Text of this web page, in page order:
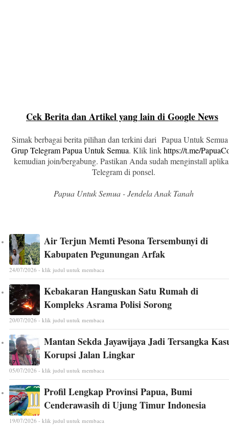
Cek Berita dan Artikel yang lain di Google News
Simak berbagai berita pilihan dan terkini dari Papua Untuk
Grup Telegram Papua Untuk Semua. Klik linkhttps://t.me/
kemudian join/bergabung. Pastikan Anda sudah menginstall
Telegram di ponsel.
Papua Untuk Semua - Jendela Anak Tanah
Air Terjun Memti Pesona Tersembunyi di
Kabupaten Pegunungan Arfak
24/07/2026 - klik judul untuk membaca
Kebakaran Hanguskan Satu Rumah di
Kompleks Asrama Polisi Sorong
20/07/2026 - klik judul untuk membaca
Mantan Sekda Jayawijaya Jadi Tersangka
Korupsi Jalan Lingkar
05/07/2026 - klik judul untuk membaca
Profil Lengkap Provinsi Papua, Bumi
Cenderawasih di Ujung Timur Indonesia
19/07/2026 - klik judul untuk membaca